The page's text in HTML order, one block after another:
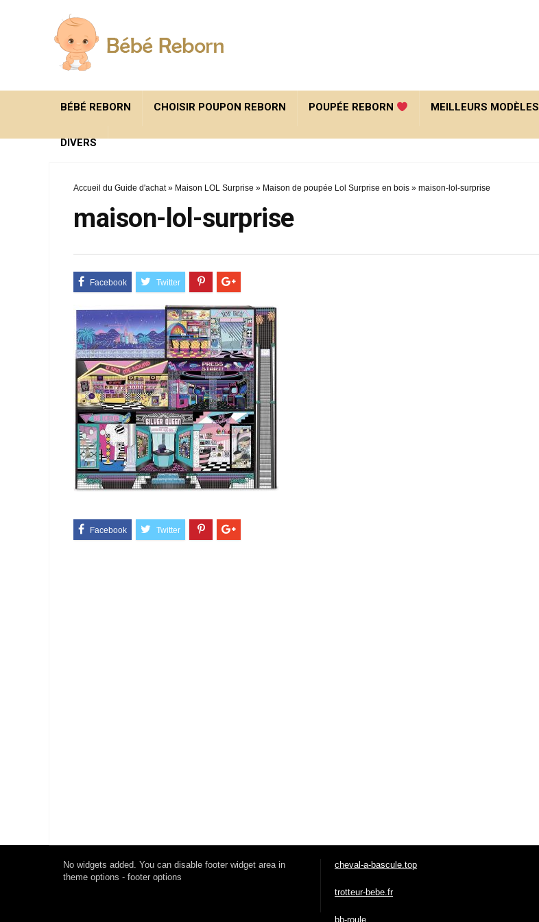
BÉBÉ REBORN CHOISIR POUPON REBORN POUPÉE REBORN MEILLEURS MODÈLES
DIVERS
Accueil du Guide d'achat» Maison LOL Surprise » Maison de poupée Lol Surprise en bois » maison-lol-surprise
maison-lol-surprise
No widgets added. You can disable footer widget area in
theme options - footer options
cheval-a-bascule.top
trotteur-bebe.fr
bb-roule